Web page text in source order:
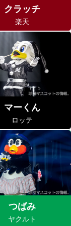
クラッチ
楽天
マーくん
ロッテ
つばみ
ヤクルト